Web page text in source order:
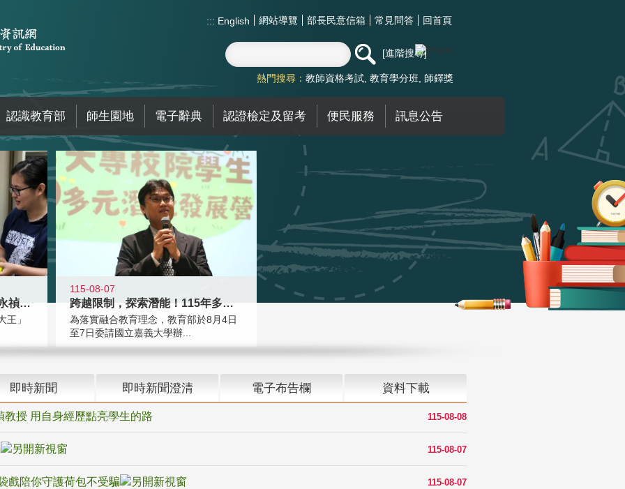
::: English 網站導覽 部長民意信箱 常見問答 回首頁
進階搜尋
熱門搜尋： 教師資格考試 教育學分班 師鐸獎
認識教育部 師生園地 電子辭典 認證檢定及留考 便民服務 訊息公告
教育家人物典範 發明大王林永禎教授
王」
115-08-07
跨越限制，探索潛能！115年多元潛
為落實融合教育理念，教育部於8月4日
至7日委請國立嘉義大學辦...
即時新聞 即時新聞澄清 電子布告欄 資料下載
115-08-08
授 用自身經歷點亮學生的路
115-08-07
115-08-07
戲陪你守護荷包不受騙